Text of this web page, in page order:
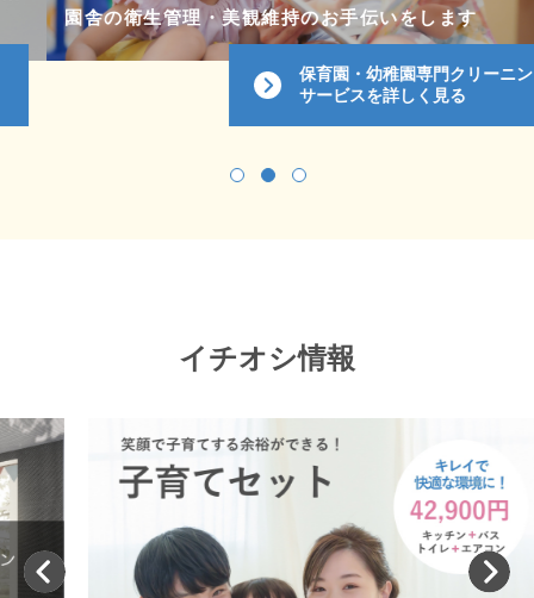
園舎の衛生管理・美観維持のお手伝いをします
保育園・幼稚園専門クリーニング
サービスを詳しく見る
イチオシ情報